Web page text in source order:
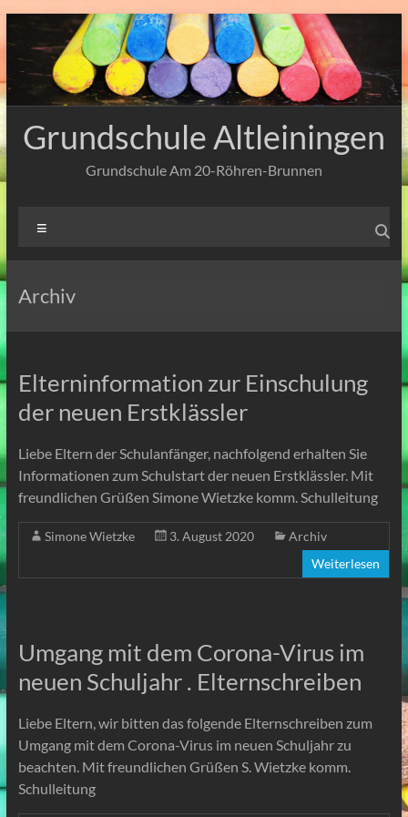
Zum
Inhalt
springen
Grundschule Altleiningen
Grundschule Am 20-Röhren-Brunnen
Archiv
Elterninformation zur Einschulung
der neuen Erstklässler
Liebe Eltern der Schulanfänger, nachfolgend erhalten Sie
Informationen zum Schulstart der neuen Erstklässler. Mit
freundlichen Grüßen Simone Wietzke komm. Schulleitung
Simone Wietzke 3. August 2020
Archiv
Weiterlesen
Umgang mit dem Corona-Virus im
neuen Schuljahr . Elternschreiben
Liebe Eltern, wir bitten das folgende Elternschreiben zum
Umgang mit dem Corona-Virus im neuen Schuljahr zu
beachten. Mit freundlichen Grüßen S. Wietzke komm.
Schulleitung